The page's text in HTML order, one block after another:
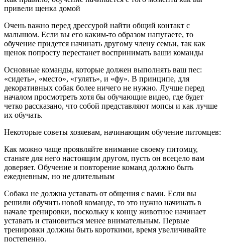
привели щенка домой
Очень важно перед дрессурой найти общий контакт с
малышом. Если вы его каким-то образом напугаете, то
обучение придется начинать другому члену семьи, так как
щенок попросту перестанет воспринимать ваши команды
Основные команды, которые должен выполнять ваш пес:
«сидеть», «место», «гулять», и «фу». В принципе, для
декоративных собак более ничего не нужно. Лучше перед
началом просмотреть хотя бы обучающие видео, где будет
четко рассказано, что собой представляют мопсы и как лучше
их обучать.
Некоторые советы хозяевам, начинающим обучение питомцев:
Как можно чаще проявляйте внимание своему питомцу,
станьте для него настоящим другом, пусть он всецело вам
доверяет. Обучение и повторение команд должно быть
ежедневным, но не длительным
Собака не должна уставать от общения с вами. Если вы
решили обучить новой команде, то это нужно начинать в
начале тренировки, поскольку к концу животное начинает
уставать и становиться менее внимательным. Первые
тренировки должны быть короткими, время увеличивайте
постепенно.